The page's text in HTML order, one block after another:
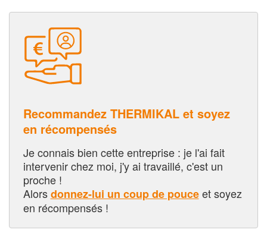
Recommandez THERMIKAL et soyez
en récompensés
Je connais bien cette entreprise : je l'ai fait
intervenir chez moi, j'y ai travaillé, c'est un
proche !
Alorsdonnez-lui un coup de pouceet soyez
en récompensés !